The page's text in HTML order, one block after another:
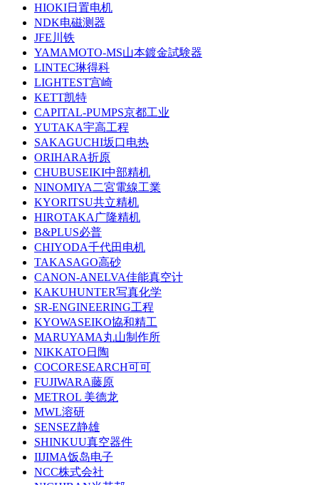
HIOKI日置电机
NDK电磁测器
JFE川铁
YAMAMOTO-MS山本鍍金試験器
LINTEC琳得科
LIGHTEST宫崎
KETT凯特
CAPITAL-PUMPS京都工业
YUTAKA宇高工程
SAKAGUCHI坂口电热
ORIHARA折原
CHUBUSEIKI中部精机
NINOMIYA二宮電線工業
KYORITSU共立精机
HIROTAKA广隆精机
B&PLUS必普
CHIYODA千代田电机
TAKASAGO高砂
CANON-ANELVA佳能真空计
KAKUHUNTER写真化学
SR-ENGINEERING工程
KYOWASEIKO協和精工
MARUYAMA丸山制作所
NIKKATO日陶
COCORESEARCH可可
FUJIWARA藤原
METROL 美德龙
MWL溶研
SENSEZ静雄
SHINKUU真空器件
IIJIMA饭岛电子
NCC株式会社